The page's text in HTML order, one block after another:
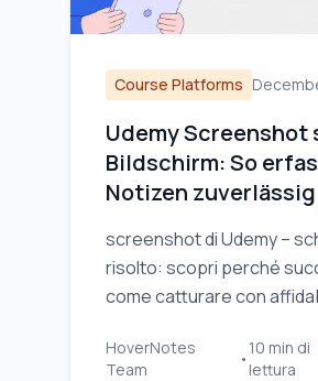
Course Platforms
Udemy Screenshot
Bildschirm: So
Notizen zuverlässig
screenshot di Udemy –
risolto: scopri perché
come catturare con
HoverNotes
Team
•
10 min di
lettura